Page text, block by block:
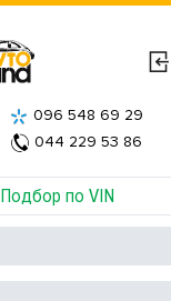
Подбор по VIN
096 548 69 29
044 229 53 86